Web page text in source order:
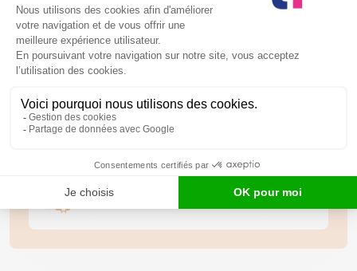
Entretien global de la maison
Repassage à domicile
Ménage ponctuel
Nettoyage des vitres